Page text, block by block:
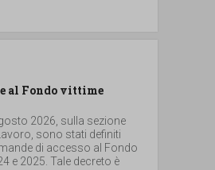
al Fondo vittime
2026, sulla sezione
sono stati definiti
di accesso al Fondo
e 2025. Tale decreto è